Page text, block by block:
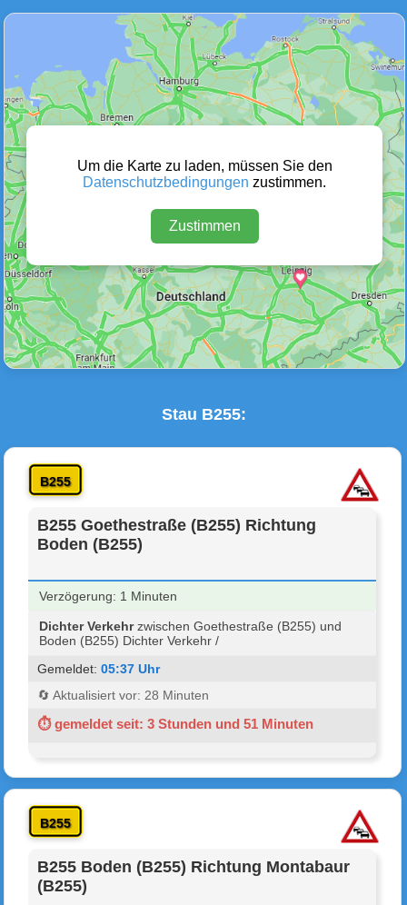
Unfälle & Warnungen Stau
(2)
Wetter Warnungen Sperrungen
Defektes Fahrzeug
Um die Karte zu laden, müssen Sie den
Datenschutzbedingungen zustimmen.
Zustimmen
Stau B255:
B255
B255 Goethestraße (B255) Richtung
Boden (B255)
Verzögerung: 1 Minuten
Dichter Verkehrzwischen Goethestraße (B255) und
Boden (B255) Dichter Verkehr /
Gemeldet:05:37 Uhr
🔄 Aktualisiert vor: 28 Minuten
⏱ gemeldet seit: 3 Stunden und 51 Minuten
B255
B255 Boden (B255) Richtung Montabaur
(B255)